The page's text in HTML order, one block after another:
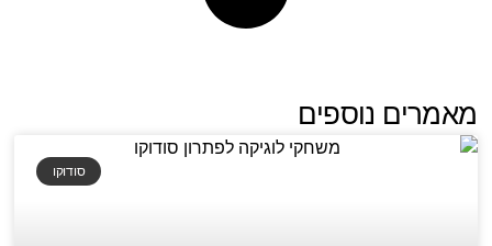
מאמרים נוספים
סודוקו